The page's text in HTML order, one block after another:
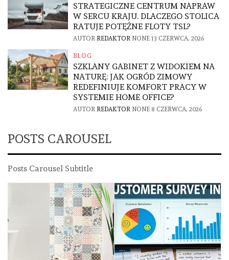
STRATEGICZNE CENTRUM NAPRAW
W SERCU KRAJU. DLACZEGO STOLICA
RATUJE POTĘŻNE FLOTY TSL?
AUTOR REDAKTOR NONE 13 CZERWCA, 2026
BLOG
SZKLANY GABINET Z WIDOKIEM NA
NATURĘ: JAK OGRÓD ZIMOWY
REDEFINIUJE KOMFORT PRACY W
SYSTEMIE HOME OFFICE?
AUTOR REDAKTOR NONE 8 CZERWCA, 2026
POSTS CAROUSEL
Posts Carousel Subtitle